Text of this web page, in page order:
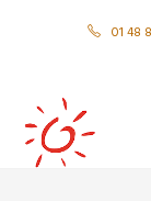
01 48